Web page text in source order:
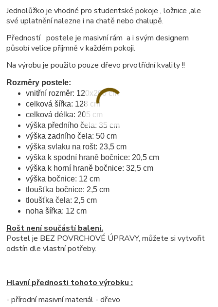
Jednolůžko je vhodné pro studentské pokoje , ložnice ,ale
své uplatnění nalezne i na chatě nebo chalupě.
Předností postele je masivní rám a i svým designem
působí velice přijmně v každém pokoji.
Na výrobu je použito pouze dřevo prvotřídní kvality !!
Rozměry postele:
vnitřní rozměr: 120x200 cm
celková šířka: 128 cm
celková délka: 205 cm
výška předního čela: 35 cm
výška zadního čela: 50 cm
výška svlaku na rošt: 23,5 cm
výška k spodní hraně bočnice: 20,5 cm
výška k horní hraně bočnice: 32,5 cm
výška bočnice: 12 cm
tloušťka bočnice: 2,5 cm
tloušťka čela: 2,5 cm
noha šířka: 12 cm
Rošt není součástí balení.
Postel je BEZ POVRCHOVÉ ÚPRAVY, můžete si vytvořit
odstín dle vlastní potřeby.
Hlavní přednosti tohoto výrobku :
- přírodní masivní materiál - dřevo